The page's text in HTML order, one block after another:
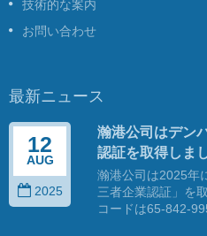
技術的な案内
お問い合わせ
最新ニュース
12
AUG
2025
瀚港公司はデン
認証を取得しま
瀚港公司は2025年
三者企業認証」を
コードは65-842-